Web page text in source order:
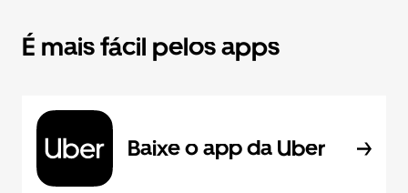
É mais fácil pelos apps
Baixe o app da Uber